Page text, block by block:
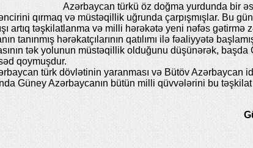
Azərbaycan türkü öz doğma yurdunda bir
qırmaq və müstəqillik uğrunda çarpışmışlar. Bu
artıq təşkilatlanma və milli hərəkətə yeni nəfəs gətirmə
hərəkatçılarının qatılımı ilə fəaliyyətə
tək yolunun müstəqillik olduğunu düşünərək,
qoymuşdur.
türk dövlətinin yaranması və Bütöv Azərbaycan
Güney Azərbaycanın bütün milli qüvvələrini bu